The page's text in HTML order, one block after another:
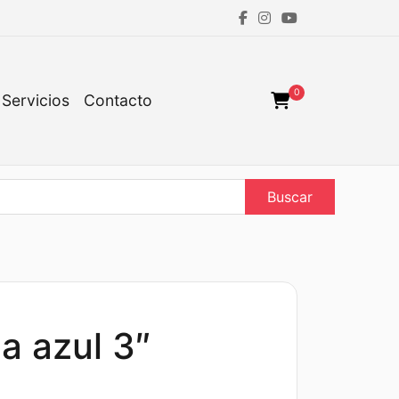
Servicios Contacto 0
Buscar
azul 3″